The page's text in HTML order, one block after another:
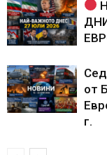
от
г.